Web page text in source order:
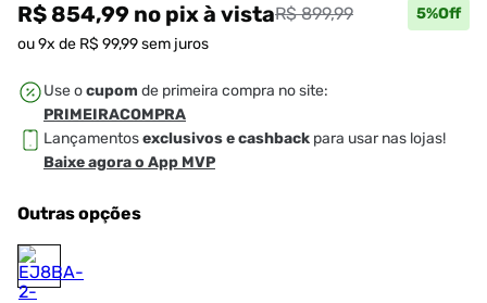
R$ 854,99 no pixà vistaR$ 899,99 5%Off
ou9x de R$ 99,99sem juros
Use ocupom de primeira compra no site:
PRIMEIRACOMPRA
Lançamentosexclusivos e cashback para usar nas lojas!
Baixe agora o App MVP
Outras opções